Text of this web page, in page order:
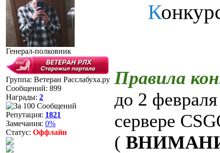
Генерал-полковник
Группа: Ветеран Расслабуха.ру
Сообщений: 899
Награды: 2
Репутация: 1821
Замечания: 0%
Статус: Оффлайн
К
Правила
до 2
сервере
(